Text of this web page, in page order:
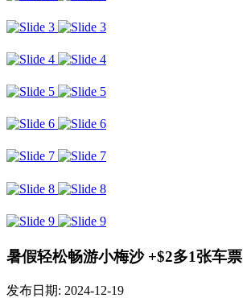
暑假轻松畅游小梅沙 +$2多1张车票
发布日期: 2024-12-19